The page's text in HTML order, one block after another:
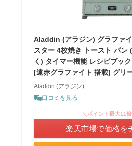
Aladdin (アラジン) グラファ
スター 4枚焼き トースト パン
く) タイマー機能 レシピブッ
[遠赤グラファイト 搭載] グリ
Aladdin (アラジン)
口コミを見る
＼ポイント最大11
楽天市場で価格を